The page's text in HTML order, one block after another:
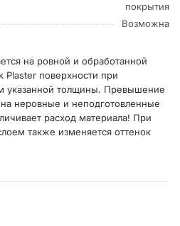
покрытия
Возможна
на ровной и обработанной
Plaster поверхности при
указанной толщины. Превышение
неровные и неподготовленные
расход материала! При
также изменяется оттенок